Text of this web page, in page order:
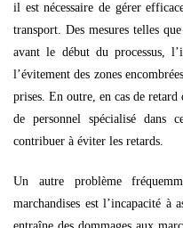
il est nécessaire de gérer
transport. Des mesures telles
avant le début du processus,
l’évitement des zones
prises. En outre, en cas de retard
de personnel spécialisé dans
contribuer à éviter les retards.
Un autre problème
marchandises est l’incapacité à